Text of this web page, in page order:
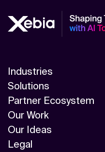
Industries
Solutions
Partner Ecosystem
Our Work
Our Ideas
Legal